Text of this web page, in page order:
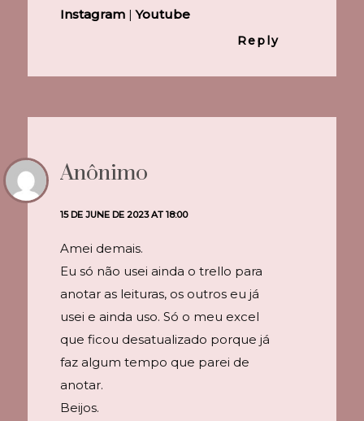
Instagram|Youtube
Reply
Anônimo
15 DE JUNE DE 2023 AT 18:00
Amei demais.
Eu só não usei ainda o trello para
anotar as leituras, os outros eu já
usei e ainda uso. Só o meu excel
que ficou desatualizado porque já
faz algum tempo que parei de
anotar.
Beijos.